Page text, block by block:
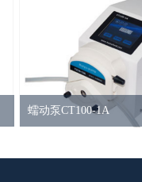
蠕动泵CT100-1A